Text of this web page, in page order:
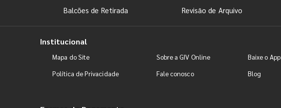
Balcões de Retirada Revisão de Arquivo
Institucional
Mapa do Site Sobre a GIV Online Baixe o App
Política de Privacidade
Fale conosco Blog